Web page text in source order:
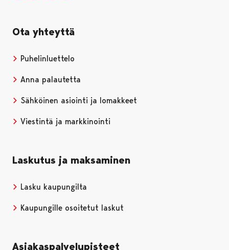
Ota yhteyttä
Puhelinluettelo
Anna palautetta
Sähköinen asiointi ja lomakkeet
Viestintä ja markkinointi
Laskutus ja maksaminen
Lasku kaupungilta
Kaupungille osoitetut laskut
Asiakaspalvelupisteet